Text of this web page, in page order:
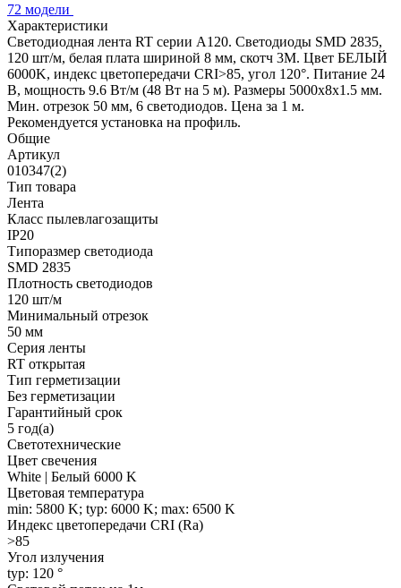
72 модели
Характеристики
Светодиодная лента RT серии A120. Светодиоды SMD 2835,
120 шт/м, белая плата шириной 8 мм, скотч 3M. Цвет БЕЛЫЙ
6000K, индекс цветопередачи CRI>85, угол 120°. Питание 24
В, мощность 9.6 Вт/м (48 Вт на 5 м). Размеры 5000x8x1.5 мм.
Мин. отрезок 50 мм, 6 светодиодов. Цена за 1 м.
Рекомендуется установка на профиль.
Общие
Артикул
010347(2)
Тип товара
Лента
Класс пылевлагозащиты
IP20
Типоразмер светодиода
SMD 2835
Плотность светодиодов
120 шт/м
Минимальный отрезок
50 мм
Серия ленты
RT открытая
Тип герметизации
Без герметизации
Гарантийный срок
5 год(а)
Светотехнические
Цвет свечения
White | Белый 6000 K
Цветовая температура
min: 5800 K; typ: 6000 K; max: 6500 K
Индекс цветопередачи CRI (Ra)
>85
Угол излучения
typ: 120 °